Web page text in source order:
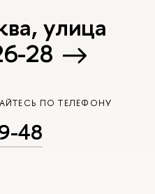
улица
28
ПО ТЕЛЕФОНУ
48